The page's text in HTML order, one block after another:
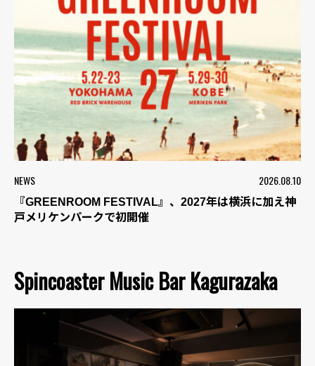
NEWS 2026.08.10
『GREENROOM FESTIVAL』、2027年は横浜に加え神
戸メリケンパークで初開催
Spincoaster Music Bar Kagurazaka